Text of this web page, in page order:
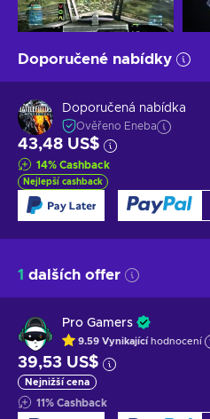
Doporučené nabídky
Doporučená nabídka
Ověřeno Eneba
43,48 US$
14% Cashback
Nejlepší cashback
1 dalších offer
Pro Gamers
9.59 Vynikající hodnocení
39,53 US$
Nejnižší cena
11% Cashback